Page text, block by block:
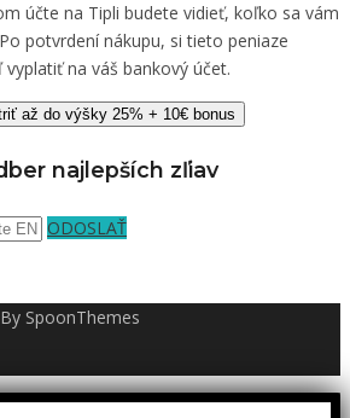
účte na Tipli budete vidieť, koľko sa vám
potvrdení nákupu, si tieto peniaze
na váš bankový účet.
až do výšky 25% + 10€ bonus
najlepších zľiav
ODOSLAŤ
SpoonThemes